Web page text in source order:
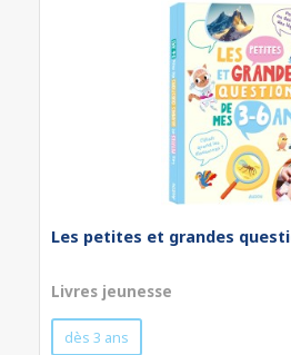
Les petites et grandes
Livres jeunesse
dès 3 ans